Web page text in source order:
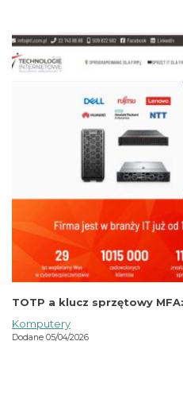
TOTP a klucz sprzętowy
Komputery
Dodane 05/04/2026